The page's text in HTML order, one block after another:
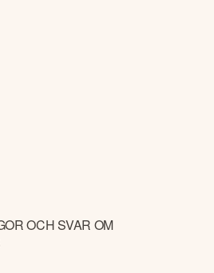
OCH SVAR OM